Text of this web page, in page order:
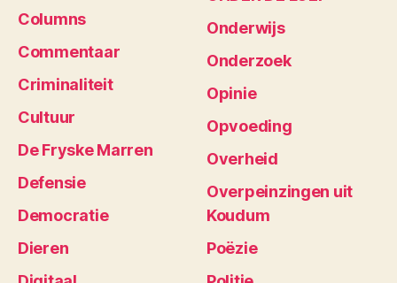
Columns
Commentaar
Criminaliteit
Cultuur
De Fryske Marren
Defensie
Democratie
Dieren
Onderwijs
Onderzoek
Opinie
Opvoeding
Overheid
Overpeinzingen uit
Koudum
Poëzie